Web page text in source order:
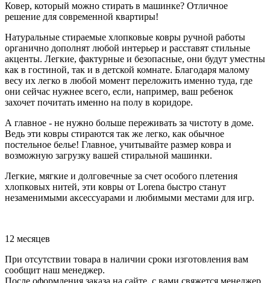
Ковер, который можно стирать в машинке? Отличное
решение для современной квартиры!
Натуральные стираемые хлопковые ковры ручной работы
органично дополнят любой интерьер и расставят стильные
акценты. Легкие, фактурные и безопасные, они будут уместны
как в гостиной, так и в детской комнате. Благодаря малому
весу их легко в любой момент переложить именно туда, где
они сейчас нужнее всего, если, например, ваш ребенок
захочет почитать именно на полу в коридоре.
А главное - не нужно больше переживать за чистоту в доме.
Ведь эти ковры стираются так же легко, как обычное
постельное белье! Главное, учитывайте размер ковра и
возможную загрузку вашей стиральной машинки.
Легкие, мягкие и долговечные за счет особого плетения
хлопковых нитей, эти ковры от Lorena быстро станут
незаменимыми аксессуарами и любимыми местами для игр.
12 месяцев
При отсутствии товара в наличии сроки изготовления вам
сообщит наш менеджер.
После оформления заказа на сайте, с вами свяжется менеджер